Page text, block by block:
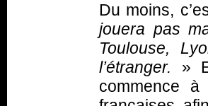
Du moins,
jouera pas
Toulouse,
l’étranger. »
commence